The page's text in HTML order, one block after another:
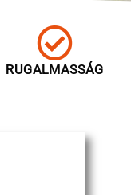
RUGALMASSÁG